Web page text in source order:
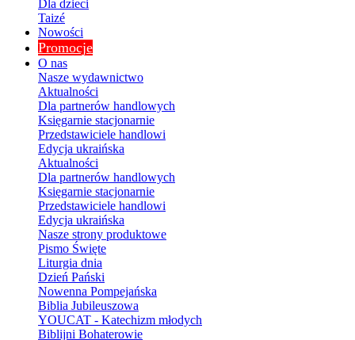
Dla dzieci
Taizé
Nowości
Promocje
O nas
Nasze wydawnictwo
Aktualności
Dla partnerów handlowych
Księgarnie stacjonarnie
Przedstawiciele handlowi
Edycja ukraińska
Aktualności
Dla partnerów handlowych
Księgarnie stacjonarnie
Przedstawiciele handlowi
Edycja ukraińska
Nasze strony produktowe
Pismo Święte
Liturgia dnia
Dzień Pański
Nowenna Pompejańska
Biblia Jubileuszowa
YOUCAT - Katechizm młodych
Biblijni Bohaterowie